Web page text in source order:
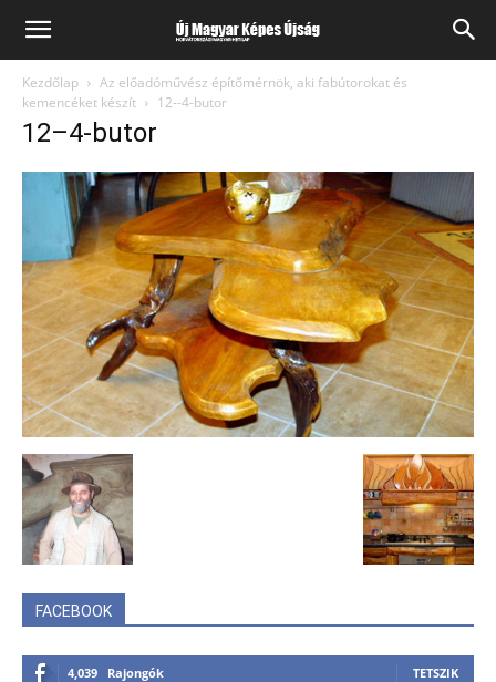
Kezdőlap
Az előadóművész építőmérnök, aki fabútorokat és
kemencéket készít
12--4-butor
12–4-butor
FACEBOOK
4,039 Rajongók TETSZIK